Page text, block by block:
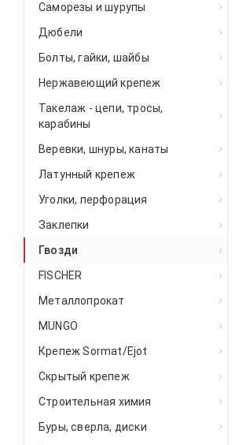
Саморезы и шурупы
Дюбели
Болты, гайки, шайбы
Нержавеющий крепеж
Такелаж - цепи, тросы,
карабины
Веревки, шнуры, канаты
Латунный крепеж
Уголки, перфорация
Заклепки
Гвозди
FISCHER
Металлопрокат
MUNGO
Крепеж Sormat/Ejot
Скрытый крепеж
Строительная химия
Буры, сверла, диски